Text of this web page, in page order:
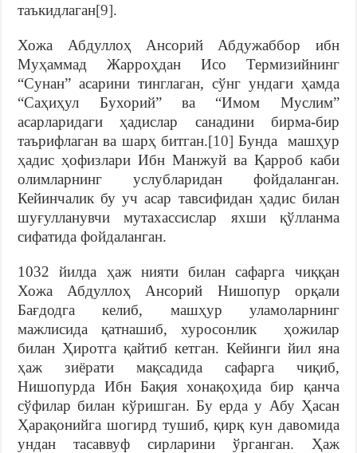
таъкидлаган[9].
Хожа Абдуллоҳ Ансорий Абдужаббор ибн
Муҳаммад Жарроҳдан Исо Термизийнинг
“Сунан” асарини тинглаган, сўнг ундаги ҳамда
“Саҳиҳул Бухорий” ва “Имом Муслим”
асарларидаги ҳадислар санадини бирма-бир
таърифлаган ва шарҳ битган.[10] Бунда машҳур
ҳадис ҳофизлари Ибн Манжуй ва Қарроб каби
олимларнинг услубларидан фойдаланган.
Кейинчалик бу уч асар тавсифидан ҳадис билан
шуғулланувчи мутахассислар яхши қўлланма
сифатида фойдаланган.
1032 йилда ҳаж нияти билан сафарга чиққан
Хожа Абдуллоҳ Ансорий Нишопур орқали
Бағдодга келиб, машҳур уламоларнинг
мажлисида қатнашиб, хуросонлик ҳожилар
билан Ҳиротга қайтиб кетган. Кейинги йил яна
ҳаж зиёрати мақсадида сафарга чиқиб,
Нишопурда Ибн Бақия хонақоҳида бир қанча
сўфилар билан кўришган. Бу ерда у Абу Ҳасан
Ҳарақонийга шогирд тушиб, қирқ кун давомида
ундан тасаввуф сирларини ўрганган. Ҳаж